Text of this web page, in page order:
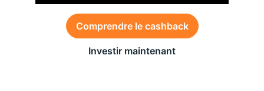
Comprendre le cashback
Investir maintenant